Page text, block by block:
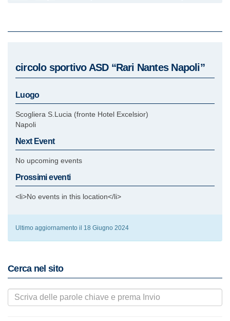
circolo sportivo ASD “Rari Nantes Napoli”
Luogo
Scogliera S.Lucia (fronte Hotel Excelsior)
Napoli
Next Event
No upcoming events
Prossimi eventi
<li>No events in this location</li>
Ultimo aggiornamento il 18 Giugno 2024
Cerca nel sito